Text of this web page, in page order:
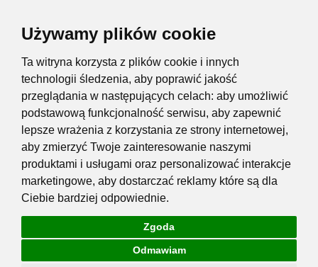
Używamy plików cookie
Ta witryna korzysta z plików cookie i innych
technologii śledzenia, aby poprawić jakość
przeglądania w następujących celach: aby umożliwić
podstawową funkcjonalność serwisu, aby zapewnić
lepsze wrażenia z korzystania ze strony internetowej,
aby zmierzyć Twoje zainteresowanie naszymi
produktami i usługami oraz personalizować interakcje
marketingowe, aby dostarczać reklamy które są dla
Ciebie bardziej odpowiednie.
Zgoda
Odmawiam